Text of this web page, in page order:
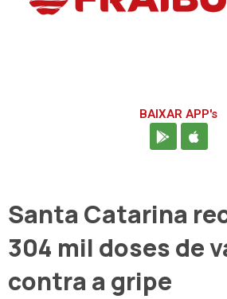
BAIXAR APP's
Santa Catarina
304 mil doses de
contra a gripe